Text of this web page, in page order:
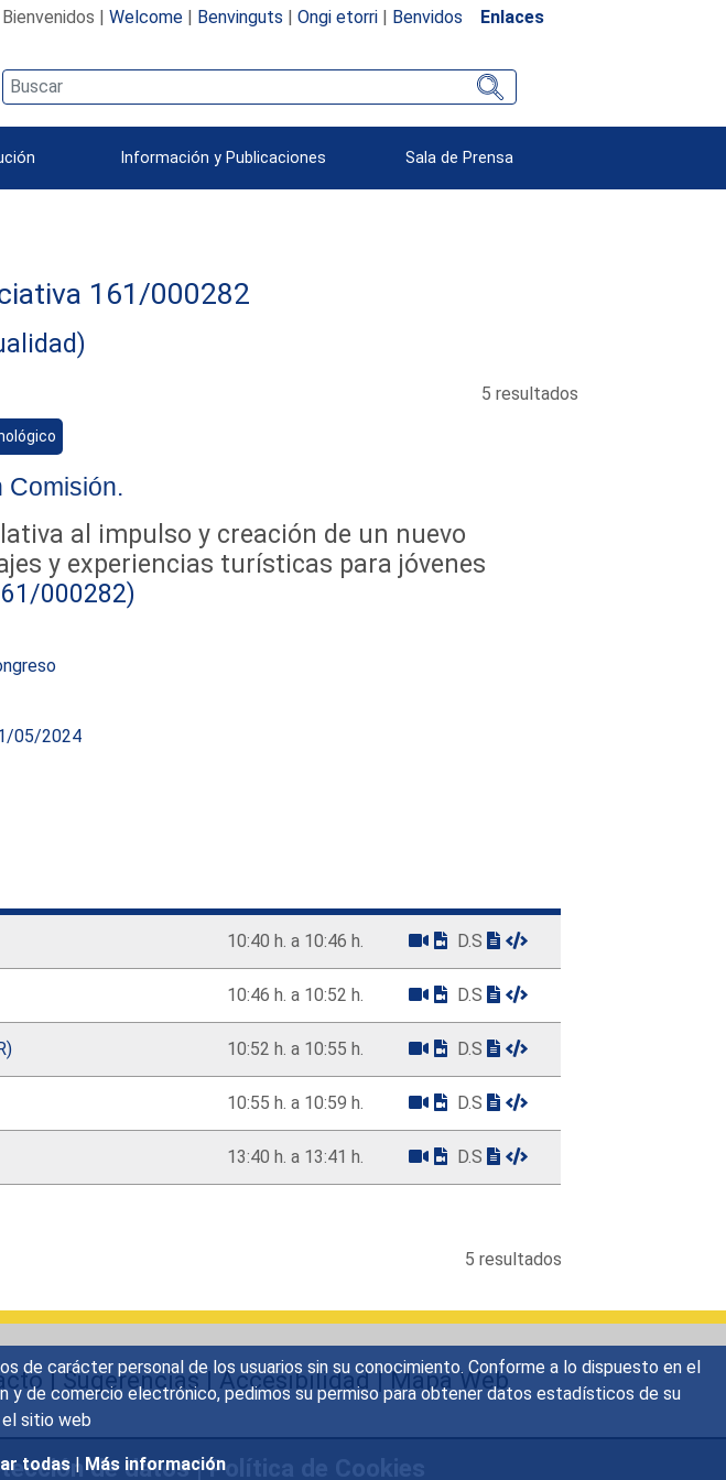
de carácter personal de los usuarios sin su conocimiento. Conforme a lo dispuesto en el
y de comercio electrónico, pedimos su permiso para obtener datos estadísticos de su
sitio web
todas | Más información
Bienvenidos | Welcome| Benvinguts | Ongi etorri| Benvidos Enlaces
Información y Publicaciones Sala de Prensa
161/000282
5 resultados
Comisión.
al impulso y creación de un nuevo
y experiencias turísticas para jóvenes
000282)
05/2024
10:40 h. a 10:46 h. D.S
10:46 h. a 10:52 h. D.S
10:52 h. a 10:55 h. D.S
10:55 h. a 10:59 h. D.S
13:40 h. a 13:41 h. D.S
5 resultados
|Sugerencias|Accesibilidad|Mapa Web
de datos|Política de Cookies